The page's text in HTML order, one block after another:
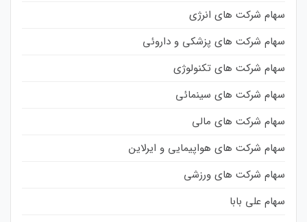
سهام شرکت های انرژی
سهام شرکت های پزشکی و داروئی
سهام شرکت های تکنولوژی
سهام شرکت های سینمائی
سهام شرکت های مالی
سهام شرکت های هواپیمایی و ایرلاین
سهام شرکت های ورزشی
سهام علی بابا